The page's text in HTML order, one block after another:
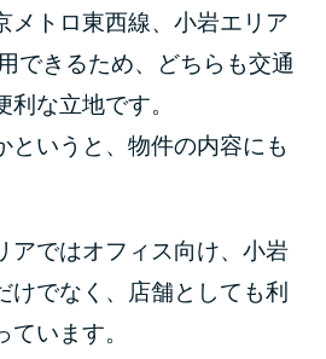
メトロ東西線、小岩エリア
できるため、どちらも交通
な立地です。
というと、物件の内容にも
アではオフィス向け、小岩
けでなく、店舗としても利
います。